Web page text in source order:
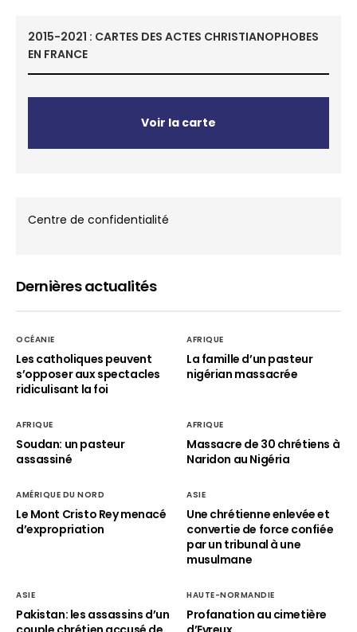
2015-2021 : CARTES DES ACTES CHRISTIANOPHOBES
EN FRANCE
Voir la carte
Centre de confidentialité
Dernières actualités
OCÉANIE
Les catholiques peuvent
s’opposer aux spectacles
ridiculisant la foi
AFRIQUE
La famille d’un pasteur
nigérian massacrée
AFRIQUE
Soudan: un pasteur
assassiné
AFRIQUE
Massacre de 30 chrétiens à
Naridon au Nigéria
AMÉRIQUE DU NORD
Le Mont Cristo Rey menacé
d’expropriation
ASIE
Une chrétienne enlevée et
convertie de force confiée
par un tribunal à une
musulmane
ASIE
Pakistan: les assassins d’un
HAUTE-NORMANDIE
Profanation au cimetière